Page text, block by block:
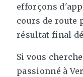
efforçons
cours de route
résultat final
Si vous
passionné à